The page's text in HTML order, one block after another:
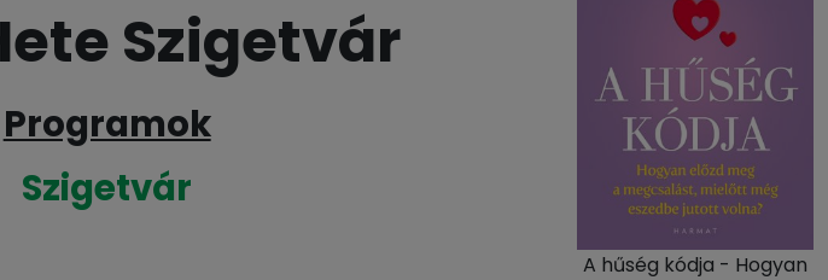
Szigetvár
Programok
Szigetvár
A hűség kódja - Hogyan